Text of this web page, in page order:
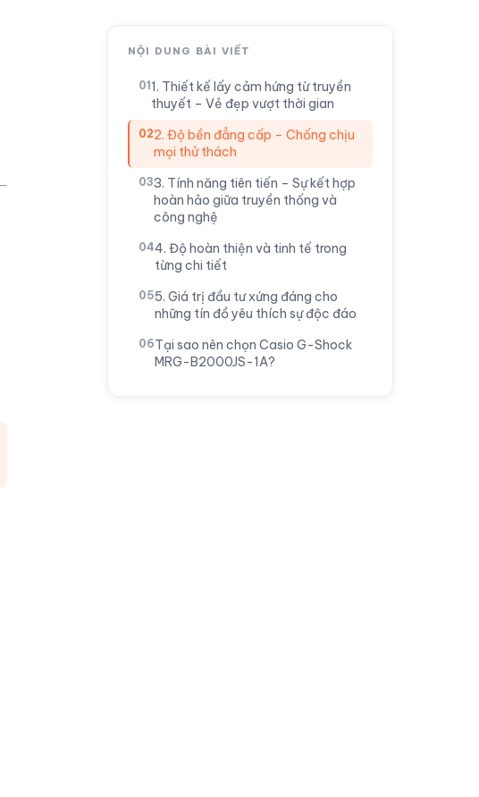
NỘI DUNG BÀI VIẾT
1. Thiết kế lấy cảm hứng từ truyền
thuyết – Vẻ đẹp vượt thời gian
2. Độ bền đẳng cấp – Chống chịu
mọi thử thách
3. Tính năng tiên tiến – Sự kết hợp
hoàn hảo giữa truyền thống và
công nghệ
4. Độ hoàn thiện và tinh tế trong
từng chi tiết
5. Giá trị đầu tư xứng đáng cho
những tín đồ yêu thích sự độc đáo
Tại sao nên chọn Casio G-Shock
MRG-B2000JS-1A?